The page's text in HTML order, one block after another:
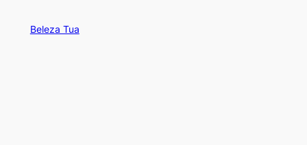
Beleza Tua